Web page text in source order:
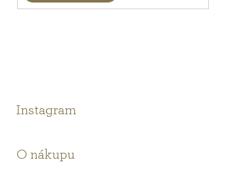
Instagram
O nákupu